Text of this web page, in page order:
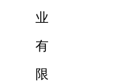
业
有
限